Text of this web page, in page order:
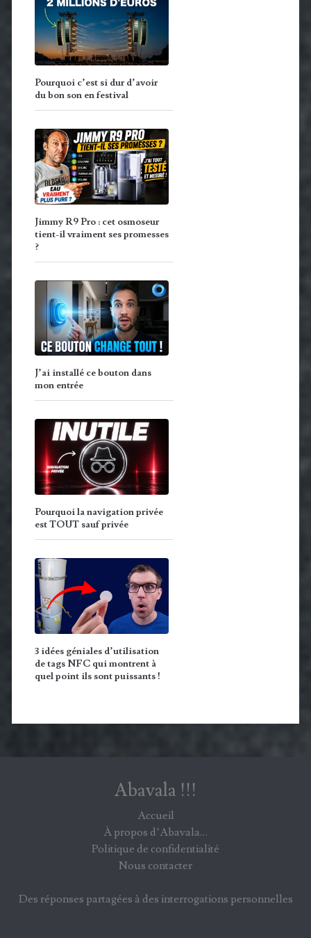
Pourquoi c’est si dur d’avoir
du bon son en festival
Jimmy R9 Pro : cet osmoseur
tient-il vraiment ses promesses
?
J’ai installé ce bouton dans
mon entrée
Pourquoi la navigation privée
est TOUT sauf privée
3 idées géniales d’utilisation
de tags NFC qui montrent à
quel point ils sont puissants !
Abavala !!!
Accueil
À propos d’Abavala…
Politique de confidentialité
Nous contacter
Des réponses partagées à des interrogations personnelles